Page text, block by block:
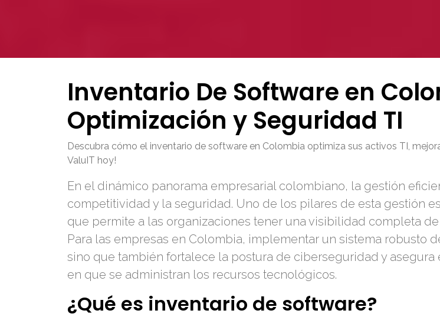
Inventario De Software en
Optimización y Seguridad TI
Descubra cómo el inventario de software en Colombia optimiza sus activos TI,
ValuIT hoy!
En el dinámico panorama empresarial colombiano, la gestión
competitividad y la seguridad. Uno de los pilares de esta gestión
que permite a las organizaciones tener una visibilidad completa
Para las empresas en Colombia, implementar un sistema robusto
sino que también fortalece la postura de ciberseguridad y
en que se administran los recursos tecnológicos.
¿Qué es inventario de software?